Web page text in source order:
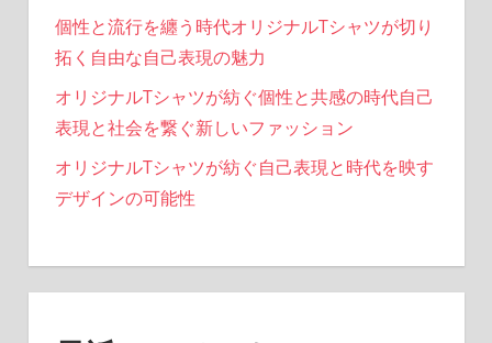
個性と流行を纏う時代オリジナルTシャツが切り
拓く自由な自己表現の魅力
オリジナルTシャツが紡ぐ個性と共感の時代自己
表現と社会を繋ぐ新しいファッション
オリジナルTシャツが紡ぐ自己表現と時代を映す
デザインの可能性